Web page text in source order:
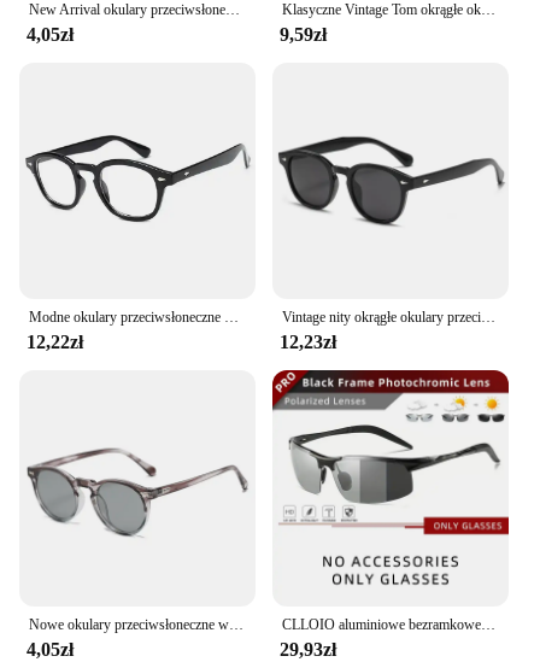
New Arrival okulary przeciwsłoneczne Cat Eye damskie owalne okulary eliptyczne kwadratowe okulary przeciwsłoneczne marki Vintage dla kobiet okulary damskie
4,05zł
Klasyczne Vintage Tom okrągłe okulary przeciwsłoneczne męskie w stylu Retro marka projektant okulary przeciwsłoneczne męskie kobiece moda Street Tide unisex kobieta
9,59zł
Modne okulary przeciwsłoneczne mężczyźni kobiety Vintage okrągły odcień Ocean przezroczyste niebieskie soczewki marka Design okulary przeciwsłoneczne óculos De Sol
12,22zł
Vintage nity okrągłe okulary przeciwsłoneczne męskie kobiety Retro plastikowe owalne okulary przeciwsłoneczne męskie klasyczne letnie wakacje okulary przeciwsłoneczne do jazdy
12,23zł
Nowe okulary przeciwsłoneczne w stylu Retro spolaryzowane męskie damskie małe okrągłe okulary przeciwsłoneczne dla męskich okularów literackich w stylu Vintage
4,05zł
CLLOIO aluminiowe bezramkowe fotochromowe okulary przeciwsłoneczne męskie spolaryzowane okulary przeciwodblaskowe do jazdy kameleon podróżne gogle wędkarskie UV400
29,93zł